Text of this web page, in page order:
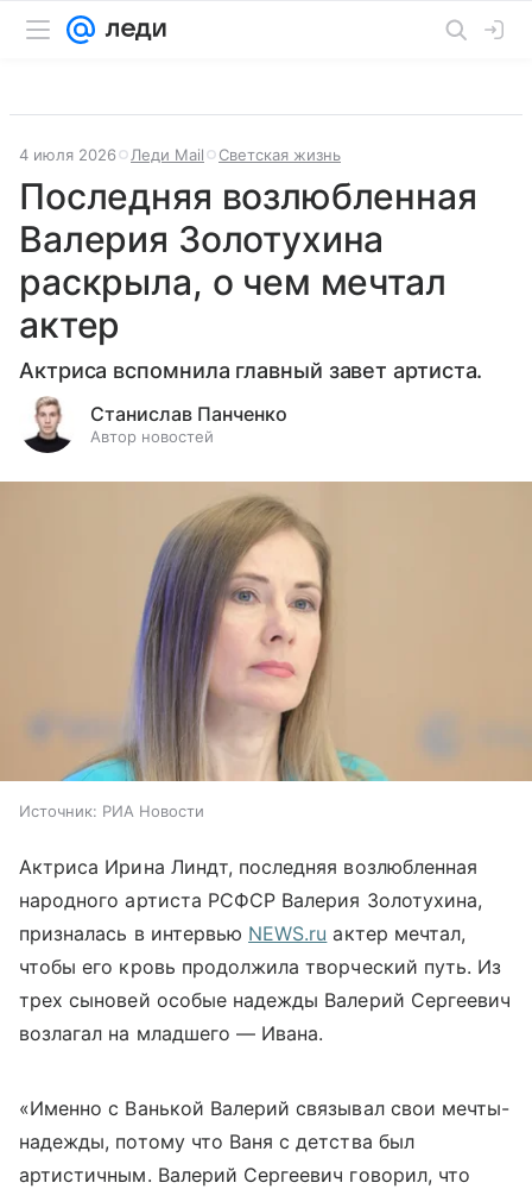
4 июля 2026 Леди Mail Светская жизнь
Последняя возлюбленная
Валерия Золотухина
раскрыла, о чем мечтал
актер
Актриса вспомнила главный завет артиста.
Станислав Панченко
Автор новостей
Источник: РИА Новости
Актриса Ирина Линдт, последняя возлюбленная
народного артиста РСФСР Валерия Золотухина,
призналась в интервью NEWS.ru актер мечтал,
чтобы его кровь продолжила творческий путь. Из
трех сыновей особые надежды Валерий Сергеевич
возлагал на младшего — Ивана.
«Именно с Ванькой Валерий связывал свои мечты-
надежды, потому что Ваня с детства был
артистичным. Валерий Сергеевич говорил, что